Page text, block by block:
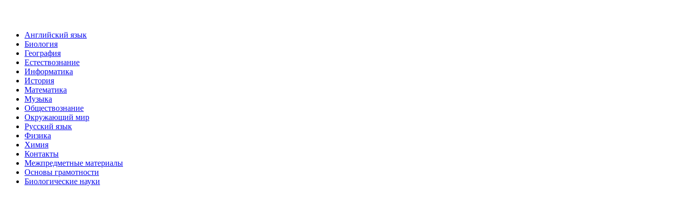
Английский язык
Биология
География
Естествознание
Информатика
История
Математика
Музыка
Обществознание
Окружающий мир
Русский язык
Физика
Химия
Контакты
Межпредметные материалы
Основы грамотности
Биологические науки